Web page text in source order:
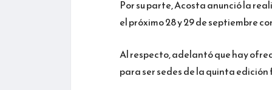
Por su parte, Acosta anunció la
el próximo 28 y 29 de septiembre
Al respecto, adelantó que hay
para ser sedes de la quinta